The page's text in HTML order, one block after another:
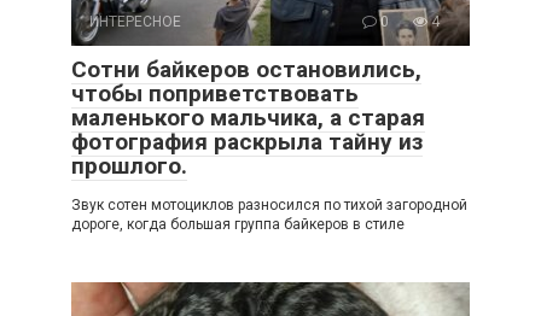
ИНТЕРЕСНОЕ 0 4
Сотни байкеров остановились,
чтобы поприветствовать
маленького мальчика, а старая
фотография раскрыла тайну из
прошлого.
Звук сотен мотоциклов разносился по тихой загородной
дороге, когда большая группа байкеров в стиле